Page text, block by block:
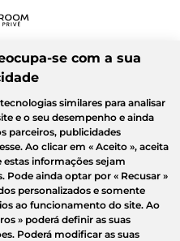
se com a sua
similares para analisar
e o seu desempenho e ainda
parceiros, publicidades
Ao clicar em « Aceito », aceita
informações sejam
Pode ainda optar por « Recusar »
personalizados e somente
ao funcionamento do site. Ao
» poderá definir as suas
Poderá modificar as suas